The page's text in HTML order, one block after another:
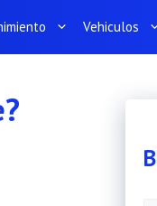
Vehiculos